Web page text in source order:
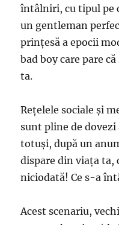
întâlniri, cu tipul pe
un gentleman
prinţesă a epocii
bad boy care pare
ta.
Reţelele sociale şi
sunt pline de dovezi
totuşi, după un
dispare din viaţa ta,
niciodată! Ce s-a
Acest scenariu,